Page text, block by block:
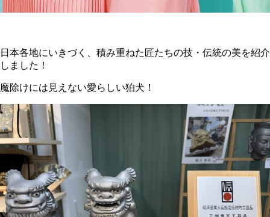
日本各地にいきづく、積み重ねた匠たちの技・伝統の美を紹介
しました！
魔除けには見えない愛らしい狛犬！